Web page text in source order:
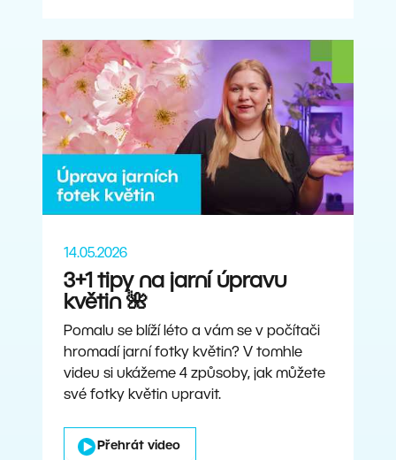
14.05.2026
3+1 tipy na jarní úpravu
květin 🌺
Pomalu se blíží léto a vám se v počítači
hromadí jarní fotky květin? V tomhle
videu si ukážeme 4 způsoby, jak můžete
své fotky květin upravit.
Přehrát video